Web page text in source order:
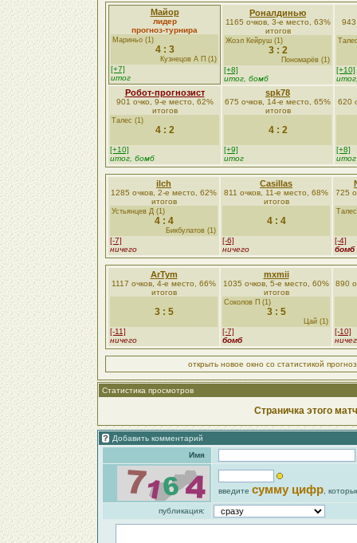
Майор
лидер
прогноз-турнира
Мариньо (1)
4 : 3
Кузнецов А П (1)
[+7]
итог
Роналдинью
1165 очков, 3-е место, 63%
итогов
Жоэл Кейруш (1)
3 : 2
Пономарёв (1)
[+8]
итог, бомб
943
[+10]
Робот-прогнозист
901 очко, 9-е место, 62%
итогов
Талес (1)
4 : 2
[+10]
итог, бомб
spk78
675 очков, 14-е место, 65%
итогов
4 : 2
[+9]
итог
620
[+8]
итог
ilch
1285 очков, 2-е место, 62%
итогов
Устьянцев Д (1)
4 : 4
Бикбулатов (1)
[-7]
ничего
Casillas
811 очков, 11-е место, 68%
итогов
4 : 4
[-6]
ничего
725
[-4]
бомб
ArTym
1117 очков, 4-е место, 66%
итогов
3 : 5
[-11]
ничего
mxmii
1035 очков, 5-е место, 60%
итогов
Соколов П (1)
3 : 5
Цай (1)
[-7]
бомб
890
[-10]
открыть новое окно со статистикой
Статистика просмотров
Страничка этого
Добавить комментарий
Имя
введите сумму цифр ,
публикация: